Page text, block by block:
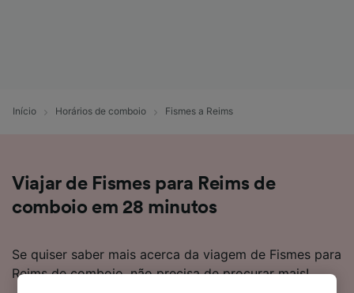
Início Horários de comboio Fismes a Reims
Viajar de Fismes para Reims de
comboio em 28 minutos
Se quiser saber mais acerca da viagem de Fismes para
Reims de comboio, não precisa de procurar mais!